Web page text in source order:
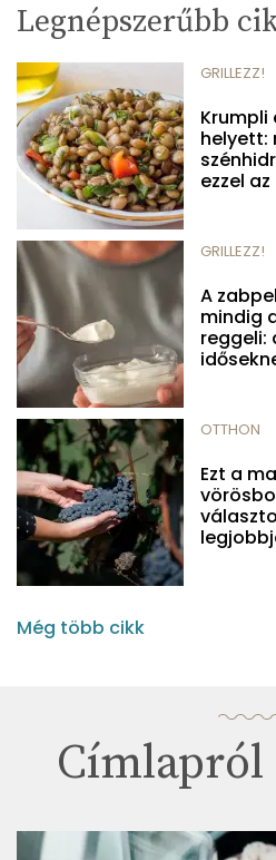
Legnépszerűbb
GRILLEZZ!
Krumpli
helyett:
ezzel
GRILLEZZ!
A
mindig
reggeli:
OTTHON
Ezt a
Még több cikk